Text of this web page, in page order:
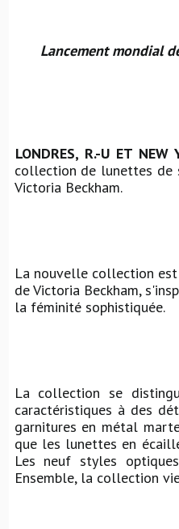
Lancement mondial
LONDRES, R.-U ET
collection de lunettes de
Victoria Beckham.
La nouvelle collection
de Victoria Beckham,
la féminité sophistiquée.
La collection se
caractéristiques à des
garnitures en métal
que les lunettes en
Les neuf styles
Ensemble, la collection